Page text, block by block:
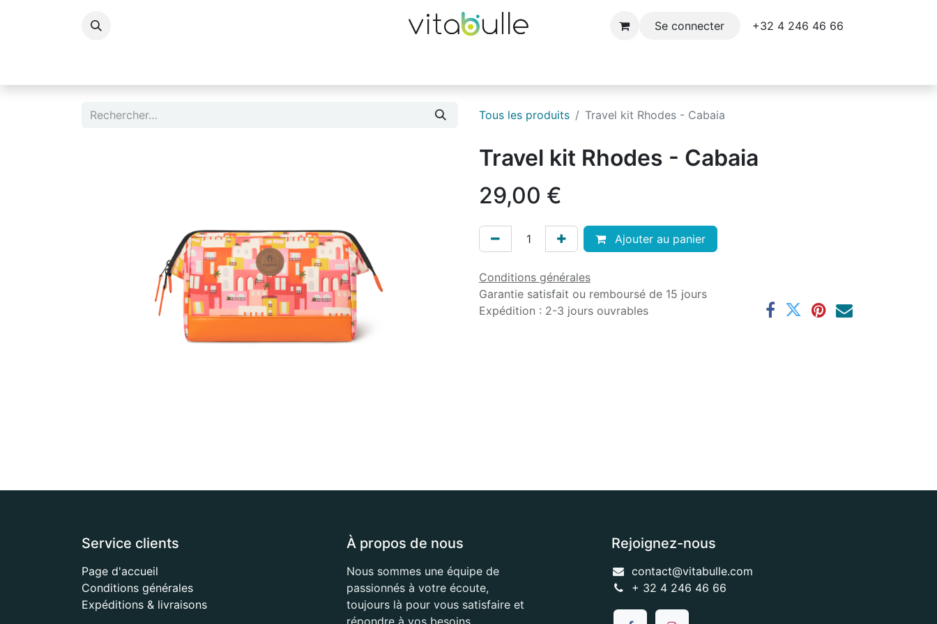
Se connecter +32 4 246 46 66​
Tous les produits Travel kit Rhodes - Cabaia
Travel kit Rhodes - Cabaia
29,00 €
Ajouter au panier
Conditions générales
Garantie satisfait ou remboursé de 15 jours
Expédition : 2-3 jours ouvrables
Service clients
Page d'accueil
Conditions générales
Expéditions & livraisons
À propos de nous
Nous sommes une équipe de
passionnés à votre écoute,
toujours là pour vous satisfaire et
répondre à vos besoins.
Rejoignez-nous
contact@vitabulle.com
+ 32 4 246 46 66